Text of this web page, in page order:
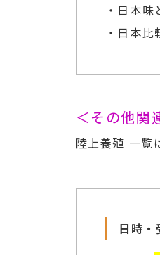
・日本味
・日本
＜その他関
陸上養殖 一覧
日時